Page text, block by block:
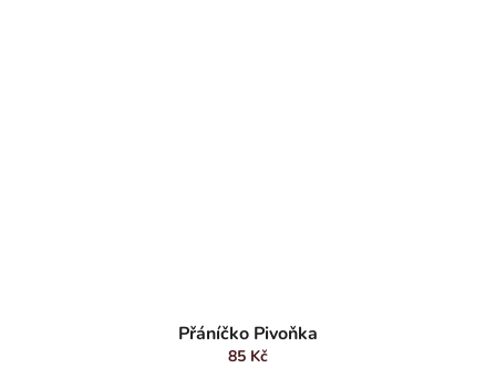
Přáníčko Pivoňka
85 Kč